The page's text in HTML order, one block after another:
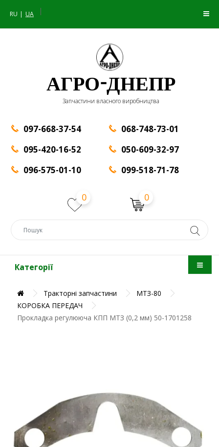
RU UA |
АГРО-ДНЕПР
Запчастини власного виробництва
097-668-37-54
095-420-16-52
096-575-01-10
068-748-73-01
050-609-32-97
099-518-71-78
0 0
Категорії
Тракторні запчастини
МТЗ-80
КОРОБКА ПЕРЕДАЧ
Прокладка регулююча КПП МТЗ (0,2 мм) 50-1701258